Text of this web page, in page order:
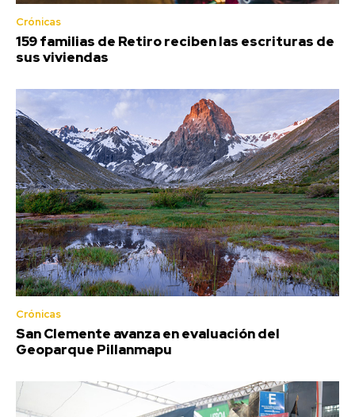
Crónicas
159 familias de Retiro reciben las escrituras de
sus viviendas
Crónicas
San Clemente avanza en evaluación del
Geoparque Pillanmapu